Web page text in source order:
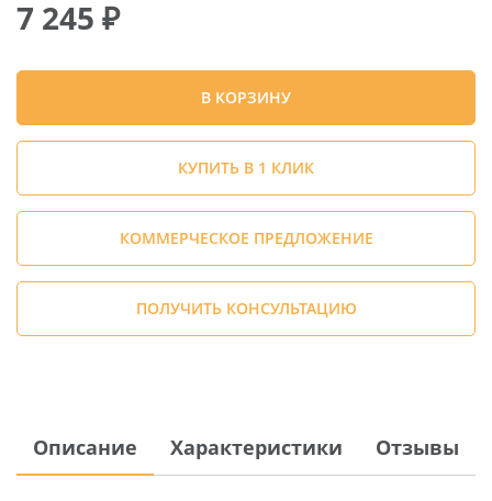
7 245 ₽
В КОРЗИНУ
КУПИТЬ В 1 КЛИК
КОММЕРЧЕСКОЕ ПРЕДЛОЖЕНИЕ
ПОЛУЧИТЬ КОНСУЛЬТАЦИЮ
Описание Характеристики Отзывы